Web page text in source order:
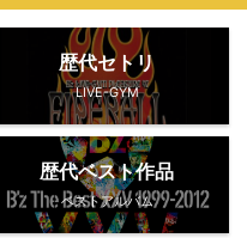
歴代セトリ
LIVE-GYM
歴代ベスト作品
ベストアルバム